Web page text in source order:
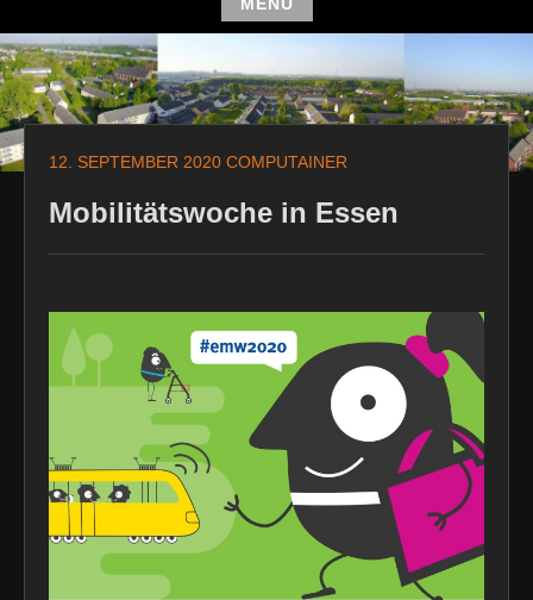
Zum
Inhalt
springen
12. SEPTEMBER 2020 COMPUTAINER
Mobilitätswoche in Essen